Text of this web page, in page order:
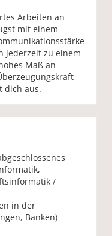
Arbeiten an
mit einem
jederzeit zu einem
Maß an
dich aus.
/
in der
Banken)